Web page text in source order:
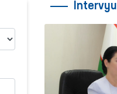
Intervyu